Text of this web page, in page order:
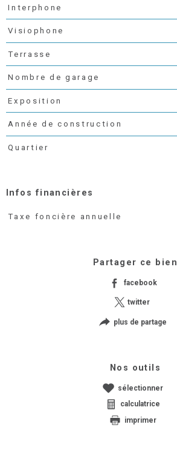
Interphone
Visiophone
Terrasse
Nombre de garage
Exposition
Année de construction
Quartier
Infos financières
Caractéristiques Valeurs
Taxe foncière annuelle
Partager ce bien
facebook
twitter
plus de partage
Nos outils
sélectionner
calculatrice
imprimer